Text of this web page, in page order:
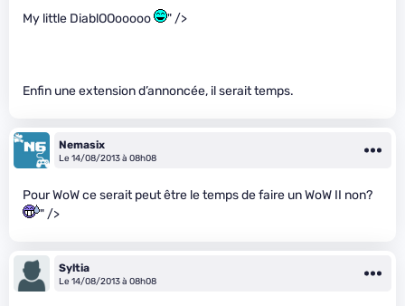
My little DiablOOooooo " />
Enfin une extension d’annoncée, il serait temps.
Nemasix
Le 14/08/2013 à 08h08
Pour WoW ce serait peut être le temps de faire un WoW II non?
" />
Syltia
Le 14/08/2013 à 08h08